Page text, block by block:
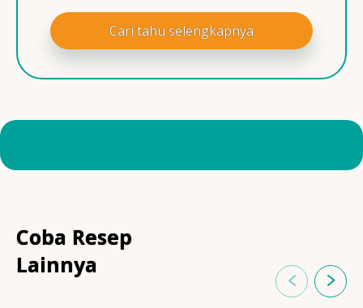
Cari tahu selengkapnya
Coba Resep
Lainnya